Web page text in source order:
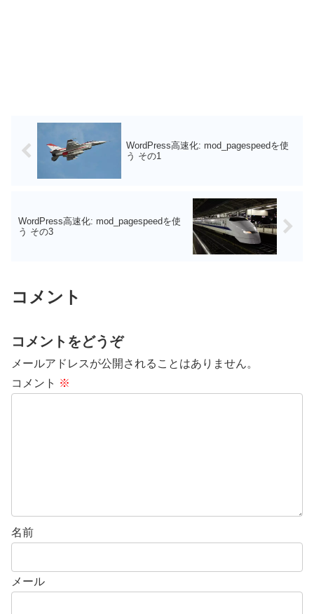
WordPress高速化: mod_pagespeedを使
う その1
WordPress高速化: mod_pagespeedを使
う その3
コメント
コメントをどうぞ
メールアドレスが公開されることはありません。
コメント ※
名前
メール